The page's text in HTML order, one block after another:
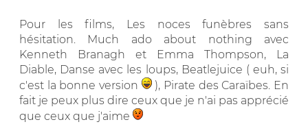
Pour les films, Les noces funèbres sans
hésitation. Much ado about nothing avec
Kenneth Branagh et Emma Thompson, La
Diable, Danse avec les loups, Beatlejuice ( euh, si
c'est la bonne version
), Pirate des Caraïbes. En
fait je peux plus dire ceux que je n'ai pas apprécié
que ceux que j'aime